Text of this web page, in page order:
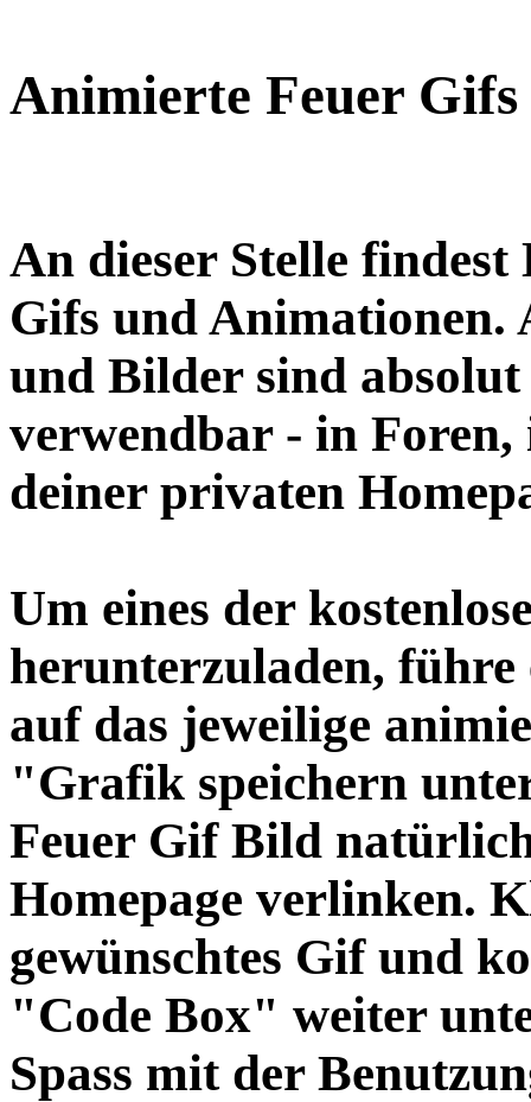
Animierte Feuer
An dieser Stelle
Gifs und Animationen.
und Bilder sind
verwendbar - in
deiner privaten
Um eines der
herunterzuladen,
auf das jeweilige
"Grafik speichern
Feuer Gif Bild
Homepage verlinken.
gewünschtes Gif und
"Code Box" weiter
Spass mit der